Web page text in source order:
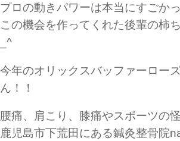
プロの動きパワーは本当にすごか
この機会を作ってくれた後輩の柿
_^
今年のオリックスバッファーロー
ん！！
腰痛、肩こり、膝痛やスポーツの
鹿児島市下荒田にある鍼灸整骨院